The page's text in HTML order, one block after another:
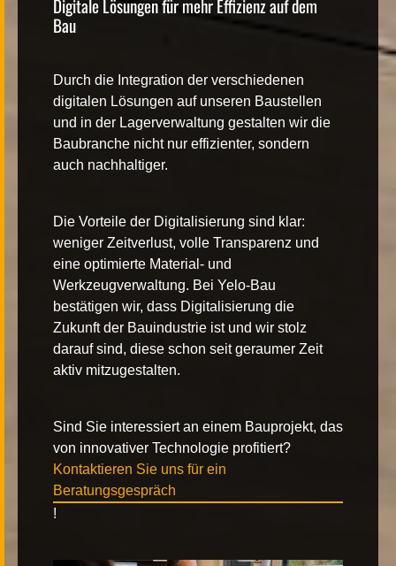
Digitale Lösungen für mehr Effizienz auf dem
Bau
Durch die Integration der verschiedenen
digitalen Lösungen auf unseren Baustellen
und in der Lagerverwaltung gestalten wir die
Baubranche nicht nur effizienter, sondern
auch nachhaltiger.
Die Vorteile der Digitalisierung sind klar:
weniger Zeitverlust, volle Transparenz und
eine optimierte Material- und
Werkzeugverwaltung. Bei Yelo-Bau
bestätigen wir, dass Digitalisierung die
Zukunft der Bauindustrie ist und wir stolz
darauf sind, diese schon seit geraumer Zeit
aktiv mitzugestalten.
Sind Sie interessiert an einem Bauprojekt, das
von innovativer Technologie profitiert?
Kontaktieren Sie uns für ein
Beratungsgespräch
!